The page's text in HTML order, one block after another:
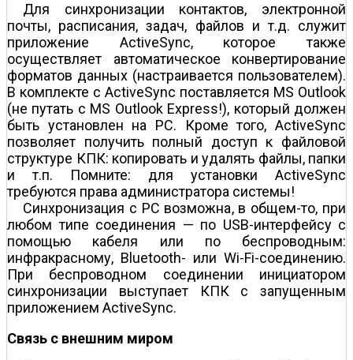
Для синхронизации контактов, электронной
почты, расписания, задач, файлов и т.д. служит
приложение ActiveSync, которое также
осуществляет автоматическое конвертирование
форматов данных (настраивается пользователем).
В комплекте с ActiveSync поставляется MS Outlook
(не путать с MS Outlook Express!), который должен
быть установлен на PC. Кроме того, ActiveSync
позволяет получить полный доступ к файловой
структуре КПК: копировать и удалять файлы, папки
и т.п. Помните: для установки ActiveSync
требуются права администратора системы!
Синхронизация с PC возможна, в общем-то, при
любом типе соединения — по USB-интерфейсу с
помощью кабеля или по беспроводным:
инфракрасному, Bluetooth- или Wi-Fi-соединению.
При беспроводном соединении инициатором
синхронизации выступает КПК с запущенным
приложением ActiveSync.
Связь с внешним миром